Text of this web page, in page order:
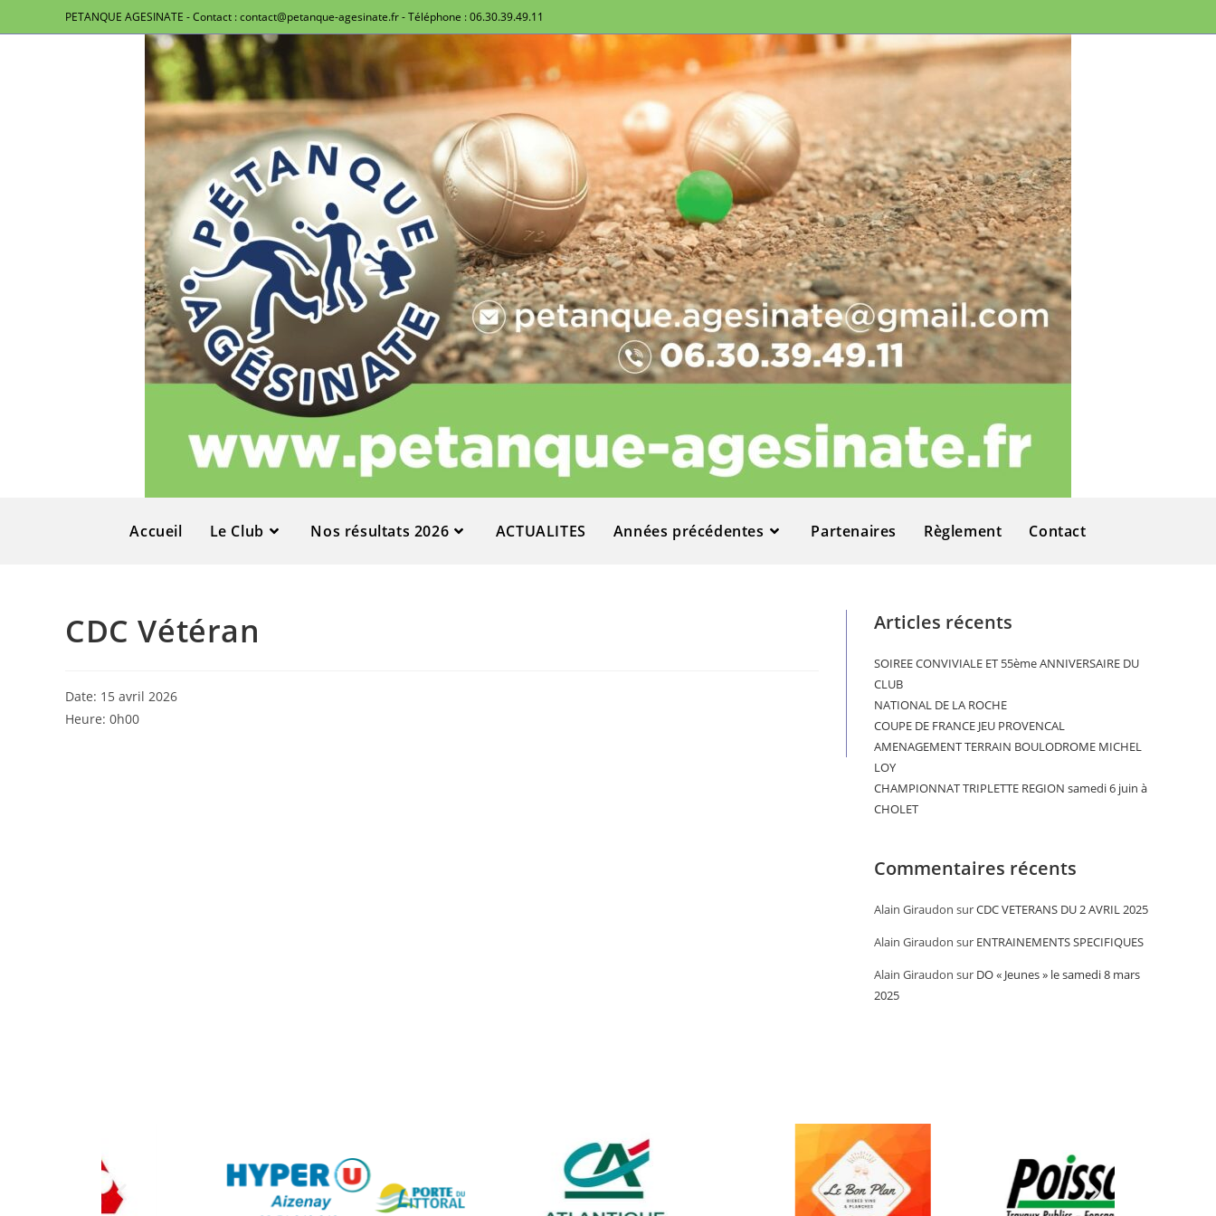
PETANQUE AGESINATE - Contact : contact@petanque-agesinate.fr - Téléphone : 06.30.39.49.11
Accueil Le Club Nos résultats 2026 ACTUALITES Années précédentes Partenaires Règlement Contact
CDC Vétéran
Date: 15 avril 2026
Heure: 0h00
Articles récents
SOIREE CONVIVIALE ET 55ème ANNIVERSAIRE DU
CLUB
NATIONAL DE LA ROCHE
COUPE DE FRANCE JEU PROVENCAL
AMENAGEMENT TERRAIN BOULODROME MICHEL
LOY
CHAMPIONNAT TRIPLETTE REGION samedi 6 juin à
CHOLET
Commentaires récents
Alain Giraudon surCDC VETERANS DU 2 AVRIL 2025
Alain Giraudon sur ENTRAINEMENTS SPECIFIQUES
Alain Giraudon sur DO « Jeunes » le samedi 8 mars
2025